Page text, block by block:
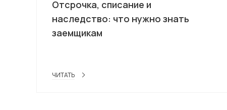
Отсрочка, списание и
наследство: что нужно знать
заемщикам
ЧИТАТЬ